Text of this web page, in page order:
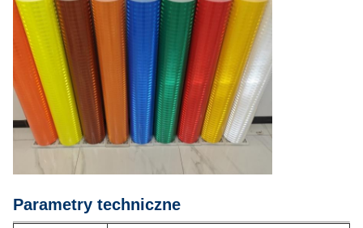
Parametry techniczne